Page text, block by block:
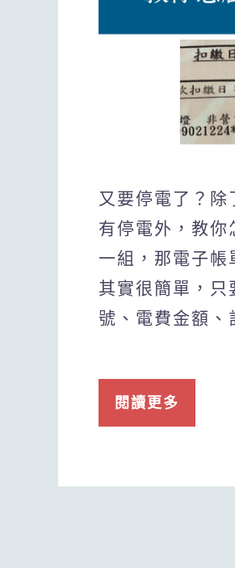
又要停電了？
有停電外，教
一組，那電子帳
其實很簡單，
號、電費金額、
閱讀更多